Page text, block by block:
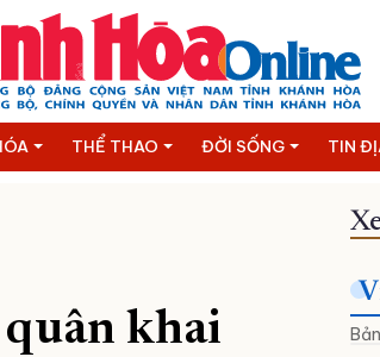
THỂ THAO ĐỜI SỐNG TIN
khai